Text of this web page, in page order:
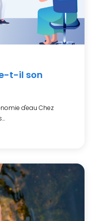
t-il son
d'eau Chez